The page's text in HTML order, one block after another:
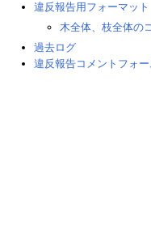
違反報告用フォーマット
木全体、枝全体の
過去ログ
違反報告コメントフォー